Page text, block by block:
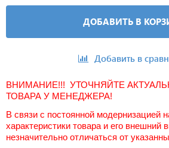
ДОБАВИТЬ В
Добавить в
ВНИМАНИЕ!!! УТОЧНЯЙТЕ
ТОВАРА У МЕНЕДЖЕРА!
В связи с постоянной модернизацией
характеристики товара и его внешний
незначительно отличаться от